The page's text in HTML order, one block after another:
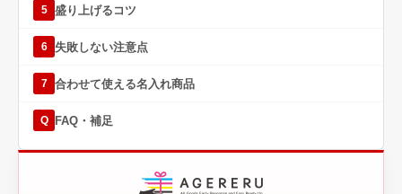
5 盛り上げるコツ
6 失敗しない注意点
7 合わせて使える名入れ商品
Q FAQ・補足